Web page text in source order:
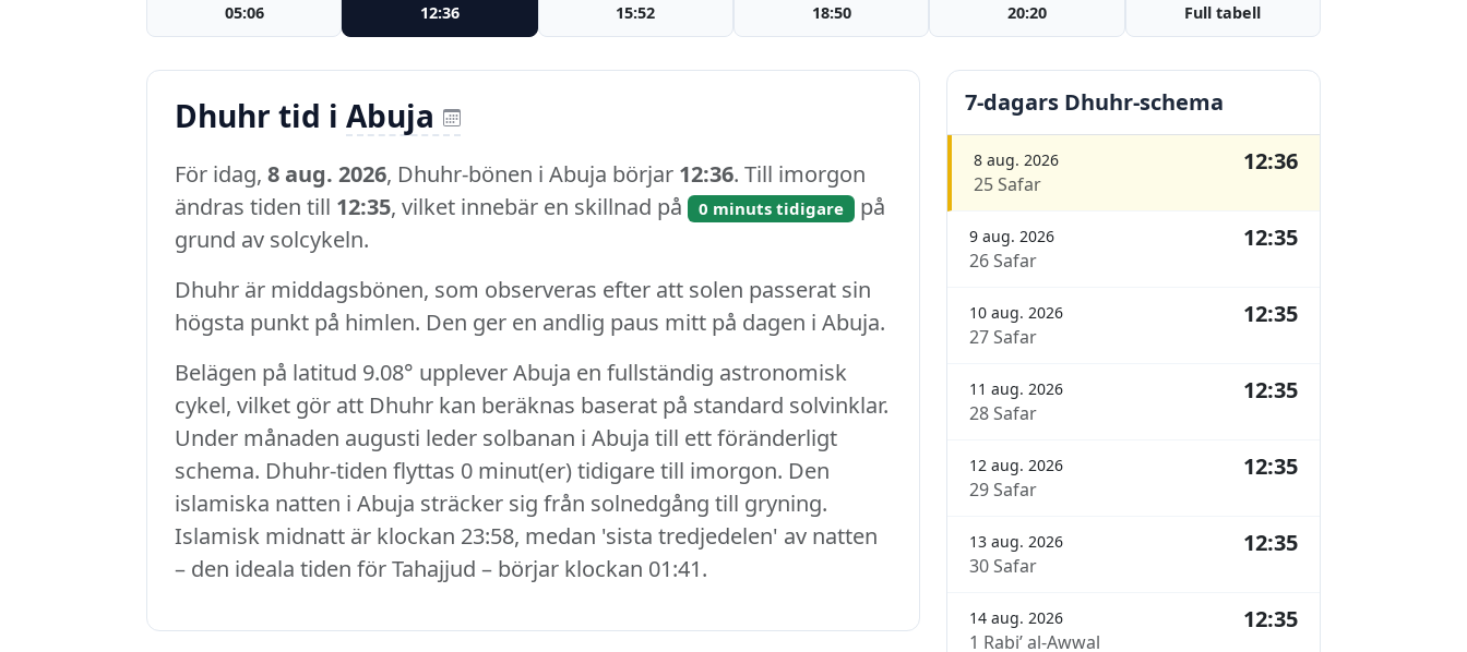
05:06 12:36 15:52 18:50 20:20 Full tabell
Dhuhr tid i Abuja
För idag, 8 aug. 2026, Dhuhr-bönen i Abuja börjar 12:36. Till imorgon
ändras tiden till 12:35, vilket innebär en skillnad på 0 minuts tidigare på
grund av solcykeln.
Dhuhr är middagsbönen, som observeras efter att solen passerat sin
högsta punkt på himlen. Den ger en andlig paus mitt på dagen i Abuja.
Belägen på latitud 9.08° upplever Abuja en fullständig astronomisk
cykel, vilket gör att Dhuhr kan beräknas baserat på standard solvinklar.
Under månaden augusti leder solbanan i Abuja till ett föränderligt
schema. Dhuhr-tiden flyttas 0 minut(er) tidigare till imorgon. Den
islamiska natten i Abuja sträcker sig från solnedgång till gryning.
Islamisk midnatt är klockan 23:58, medan 'sista tredjedelen' av natten
– den ideala tiden för Tahajjud – börjar klockan 01:41.
7-dagars Dhuhr-schema
8 aug. 2026
25 Safar
12:36
9 aug. 2026
26 Safar
12:35
10 aug. 2026
27 Safar
12:35
11 aug. 2026
28 Safar
12:35
12 aug. 2026
29 Safar
12:35
13 aug. 2026
30 Safar
12:35
14 aug. 2026
1 Rabi’ al-Awwal
12:35